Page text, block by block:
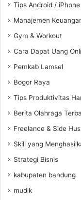
Tips Android / iPhone
Manajemen
Gym & Workout
Cara Dapat Uang
Pemkab Lamsel
Bogor Raya
Tips Produktivitas
Berita Olahraga
Freelance & Side
Skill yang
Strategi Bisnis
kabupaten bandung
mudik